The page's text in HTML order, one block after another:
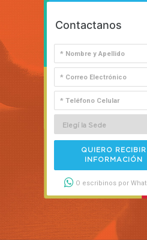
Contactanos
QUIERO RECIBIR
INFORMACIÓN
O escribinos por